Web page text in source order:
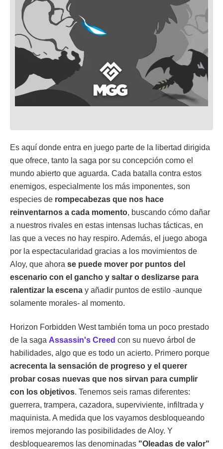
Es aquí donde entra en juego parte de la libertad dirigida
que ofrece, tanto la saga por su concepción como el
mundo abierto que aguarda. Cada batalla contra estos
enemigos, especialmente los más imponentes, son
especies de rompecabezas que nos hace
reinventarnos a cada momento, buscando cómo dañar
a nuestros rivales en estas intensas luchas tácticas, en
las que a veces no hay respiro. Además, el juego aboga
por la espectacularidad gracias a los movimientos de
Aloy, que ahora se puede mover por puntos del
escenario con el gancho y saltar o deslizarse para
ralentizar la escena y añadir puntos de estilo -aunque
solamente morales- al momento.
Horizon Forbidden West también toma un poco prestado
de la saga Assassin's Creed con su nuevo árbol de
habilidades, algo que es todo un acierto. Primero porque
acrecenta la sensación de progreso y el querer
probar cosas nuevas que nos sirvan para cumplir
con los objetivos. Tenemos seis ramas diferentes:
guerrera, trampera, cazadora, superviviente, infiltrada y
maquinista. A medida que los vayamos desbloqueando
iremos mejorando las posibilidades de Aloy. Y
desbloquearemos las denominadas "Oleadas de valor"